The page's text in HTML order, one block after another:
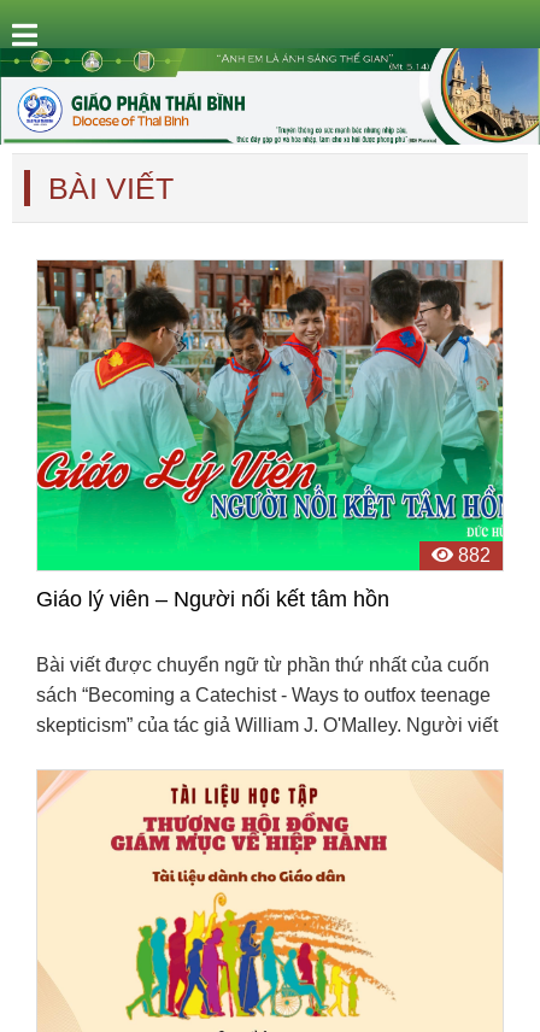
BÀI VIẾT
882
Giáo lý viên – Người nối kết tâm hồn
Bài viết được chuyển ngữ từ phần thứ nhất của cuốn
sách “Becoming a Catechist - Ways to outfox teenage
skepticism” của tác giả William J. O'Malley. Người viết